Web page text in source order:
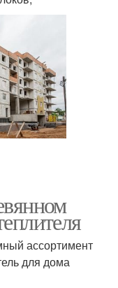
ассортимент
для дома